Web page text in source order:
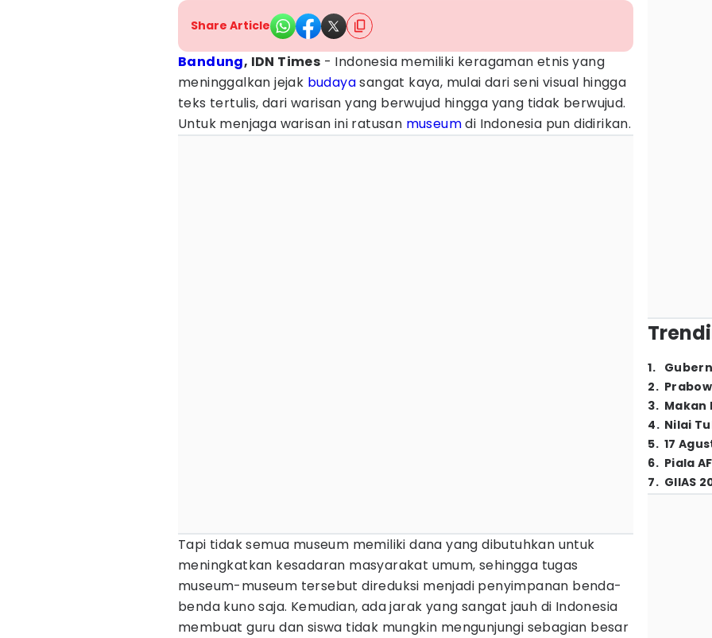
Share Article
Bandung, IDN Times - Indonesia memiliki keragaman etnis yang
meninggalkan jejak budayasangat kaya, mulai dari seni visual hingga
teks tertulis, dari warisan yang berwujud hingga yang tidak berwujud.
Untuk menjaga warisan ini ratusan museumdi Indonesia pun didirikan.
Tapi tidak semua museum memiliki dana yang dibutuhkan untuk
meningkatkan kesadaran masyarakat umum, sehingga tugas
museum-museum tersebut direduksi menjadi penyimpanan benda-
benda kuno saja. Kemudian, ada jarak yang sangat jauh di Indonesia
membuat guru dan siswa tidak mungkin mengunjungi sebagian besar
1.
2.
3. Makan
4. Nilai
5. 17
6. Piala
7. GIIAS